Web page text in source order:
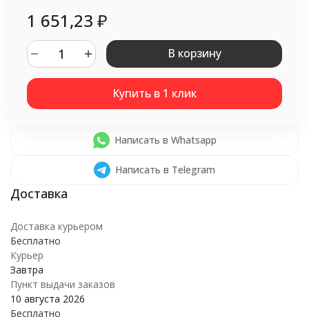
1 651,23 ₽
В корзину
Написать в Whatsapp
Написать в Telegram
Доставка курьером
Бесплатно
Курьер
Завтра
Пункт выдачи заказов
10 августа 2026
Бесплатно